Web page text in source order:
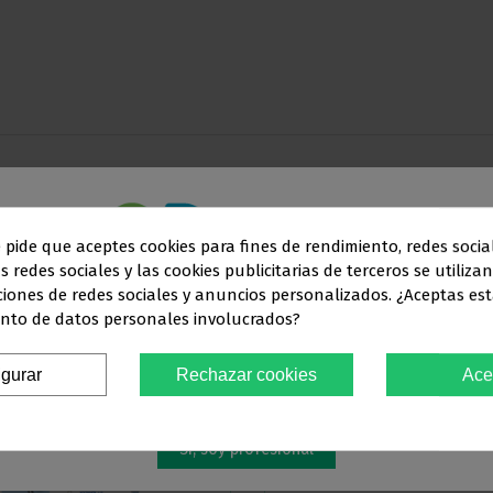
Este sitio web está dirigidoen exclusivaa
DEL SECTOR
Debes confirmar que eresprofesional dental
Sí, soy profesional
que aceptes cookies para fines de rendimiento, redes
redes sociales y las cookies publicitarias de terceros se
de redes sociales y anuncios personalizados. ¿Aceptas
de datos personales involucrados?
Rechazar cookies